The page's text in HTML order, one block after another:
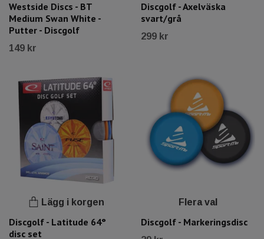
Westside Discs - BT
Medium Swan White -
Putter - Discgolf
149 kr
Discgolf - Axelväska
svart/grå
299 kr
Lägg i korgen
Discgolf - Latitude 64°
disc set
Flera val
Discgolf - Markeringsdisc